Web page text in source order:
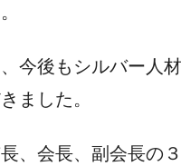
今後もシルバー人
ました。
、会長、副会長の